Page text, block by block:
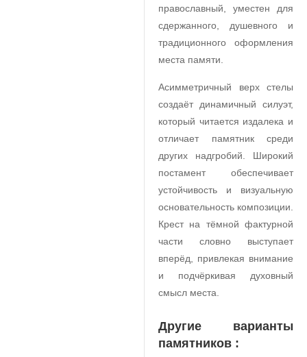
православный, уместен для
сдержанного, душевного и
традиционного оформления
места памяти.
Асимметричный верх стелы
создаёт динамичный силуэт,
который читается издалека и
отличает памятник среди
других надгробий. Широкий
постамент обеспечивает
устойчивость и визуальную
основательность композиции.
Крест на тёмной фактурной
части словно выступает
вперёд, привлекая внимание
и подчёркивая духовный
смысл места.
Другие варианты
памятников :